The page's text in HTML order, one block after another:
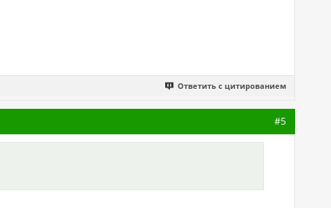
Ответить с цитированием
#5